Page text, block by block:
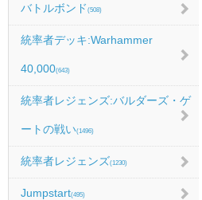
バトルボンド (508)
統率者デッキ:Warhammer
40,000(643)
統率者レジェンズ:バルダーズ・ゲ
ートの戦い(1496)
統率者レジェンズ(1230)
Jumpstart(495)